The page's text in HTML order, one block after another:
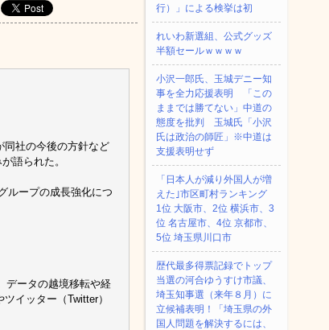
同社の今後の方針など
語られた。
ループの成長強化につ
データの越境移転や経
イッター（Twitter）
行）」による検挙は初
れいわ新選組、公式グッズ
半額セールｗｗｗｗ
小沢一郎氏、玉城デニー知
事を全力応援表明 「この
ままでは勝てない」中道の
態度を批判 玉城氏「小沢
氏は政治の師匠」※中道は
支援表明せず
「日本人が減り外国人が増
えた｣市区町村ランキング
1位 大阪市、2位 横浜市、3
位 名古屋市、4位 京都市、
5位 埼玉県川口市
歴代最多得票記録でトップ
当選の河合ゆうすけ市議、
埼玉知事選（来年８月）に
立候補表明！「埼玉県の外
国人問題を解決するには、